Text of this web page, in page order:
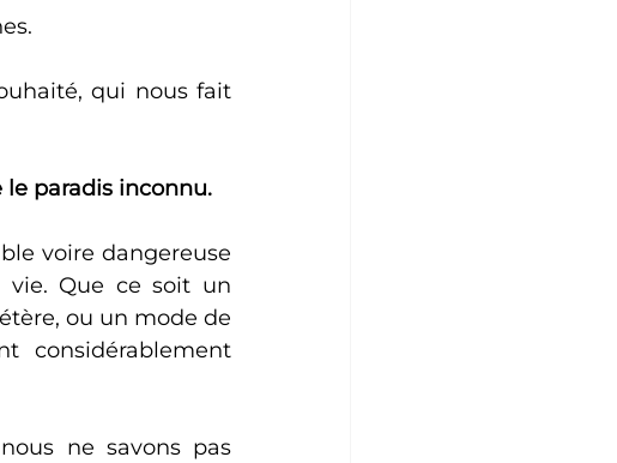
qui nous fait
le paradis inconnu.
voire dangereuse
vie. Que ce soit un
ou un mode de
considérablement
ne savons pas